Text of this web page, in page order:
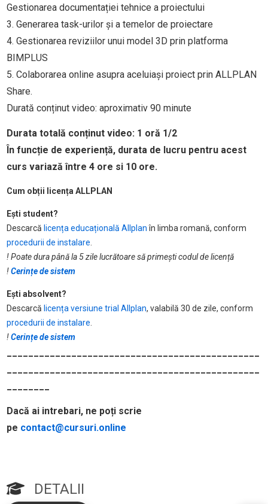
Gestionarea documentației tehnice a proiectului
3. Generarea task-urilor și a temelor de proiectare
4. Gestionarea reviziilor unui model 3D prin platforma
BIMPLUS
5. Colaborarea online asupra aceluiași proiect prin ALLPLAN
Share.
Durată conținut video: aproximativ 90 minute
Durata totală conținut video:1 oră 1/2
În funcție de experiență, durata de lucru pentru acest
curs variază între 4 ore si 10 ore.
Cum obții licența ALLPLAN
Ești student?
Descarcă licența educațională Allplanîn limba romană, conform
procedurii de instalare
! Poate dura până la 5 zile lucrătoare să primești codul de licență
!Cerințe de sistem
Ești absolvent?
Descarcă licența versiune trial Allplan, valabilă 30 de zile, conform
procedurii de instalare
!Cerințe de sistem
Dacă ai intrebari, ne poți scrie
pe contact@cursuri.online
DETALII